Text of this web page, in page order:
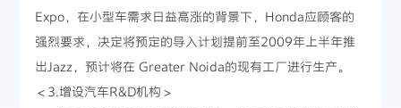
Expo，在小型车需求日益高涨的背景下，Honda应顾客的
强烈要求，决定将预定的导入计划提前至2009年上半年推
出Jazz，预计将在 Greater Noida的现有工厂进行生产。
＜3.增设汽车R&D机构＞